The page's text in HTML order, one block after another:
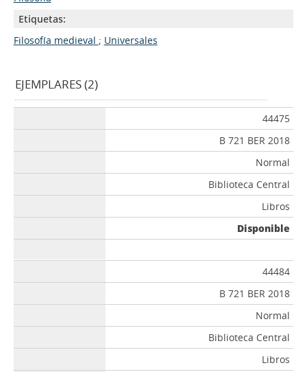
Etiquetas:
Filosofía medieval ; Universales
EJEMPLARES (2)
44475
B 721 BER 2018
Normal
Biblioteca Central
Libros
Disponible
44484
B 721 BER 2018
Normal
Biblioteca Central
Libros